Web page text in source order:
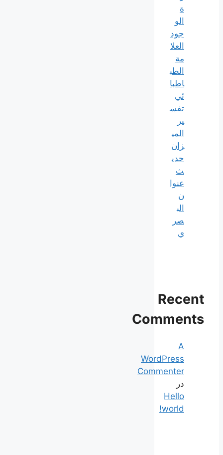
الو
جود
العلا
مة
الطب
اطبا
ئي
تفس
ير
المي
زان
حدي
ث
عنوا
ن
الب
صر
ي
Recent
Comments
A
WordPress
Commenter
در
Hello
world!